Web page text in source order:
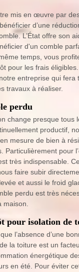
mis en œuvre par
d’une
L’État offre son
d'un comble
temps, vous
pour les frais
entreprise qui fera
travaux à réaliser.
perdu
change presque tous
productif,
mesure de bien à
Particulièrement pour
très indispensable.
faire subir
et aussi le froid
perdu est très
pour isolation de
l’absence d’une
la toiture est un
énergétique
en été. Pour éviter